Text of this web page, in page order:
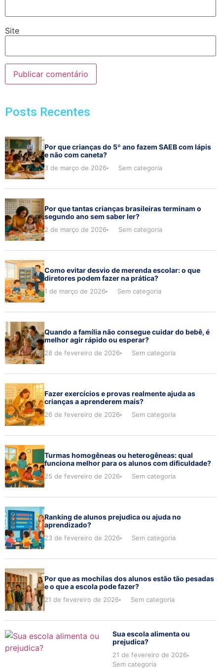
Site
Posts Recentes
Por que crianças do 5º ano fazem SAEB com lápis
e não com caneta?
3 de março de 2026 Sem categoria
Por que tantas crianças brasileiras terminam o
segundo ano sem saber ler?
2 de março de 2026 Sem categoria
Como evitar desvio de merenda escolar: o que
diretores podem fazer na prática?
1 de março de 2026 Sem categoria
Quando a família não consegue cuidar do bebê, é
melhor agir rápido ou esperar?
28 de fevereiro de 2026 Sem categoria
Fazer exercícios e provas realmente ajuda as
crianças a aprenderem mais?
26 de fevereiro de 2026 Sem categoria
Turmas homogêneas ou heterogêneas: qual
funciona melhor para os alunos com dificuldade?
25 de fevereiro de 2026 Sem categoria
Ranking de alunos prejudica ou ajuda no
aprendizado?
23 de fevereiro de 2026 Sem categoria
Por que as mochilas dos alunos estão tão pesadas
e o que a escola pode fazer?
21 de fevereiro de 2026 Sem categoria
Sua escola alimenta ou
prejudica?
21 de fevereiro de 2026
Sem categoria